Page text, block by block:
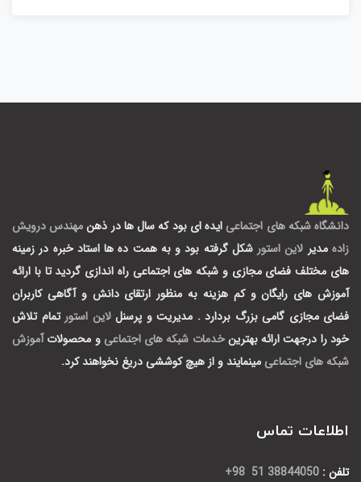
دانشگاه شبکه های اجتماعی ایده ای بود که سال ها در ذهنمهندس درویش
زاده مدیر لاین استور شکل گرفته بود و به همت ده ها استاد خبره در زمینه
های مختلف فضای مجازی و شبکه های اجتماعی راه اندازی گردید تا با ارائه
آموزش های رایگان و کم هزینه به منظور ارتقای دانش و آگاهی کاربران
فضای مجازی گامی بزرگ بردارد . مدیریت و پرسنللاین استور تمام تلاش
خود را درجهت ارائه بهترینخدمات شبکه های اجتماعی و محصولات آموزش
شبکه های اجتماعی مینمایند و از هیچ کوششی دریغ نخواهند کرد.
اطلاعات تماس
تلفن : 38844050 51 98+